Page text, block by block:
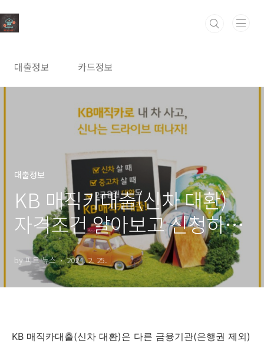
대출정보 카드정보
대출정보
KB 매직카대출(신차 대환)
자격조건 알아보고 신청하기
(최고 6천만원까지)
by 피트 뉴스 2024. 2. 25.
KB 매직카대출(신차 대환)은 다른 금융기관(은행권 제외)